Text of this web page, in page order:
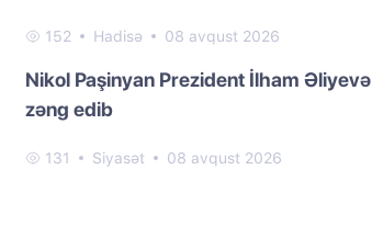
152 Hadisə 08 avqust 2026
Nikol Paşinyan Prezident İlham Əliyevə
zəng edib
131 Siyasət 08 avqust 2026